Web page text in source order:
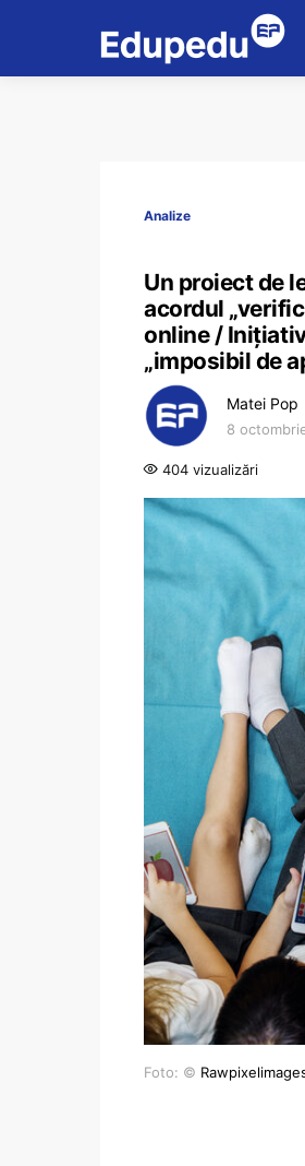
Analize
Un proiect de
acordul
online /
„imposibil de
Matei Pop
8
404 vizualizări
Foto: ©